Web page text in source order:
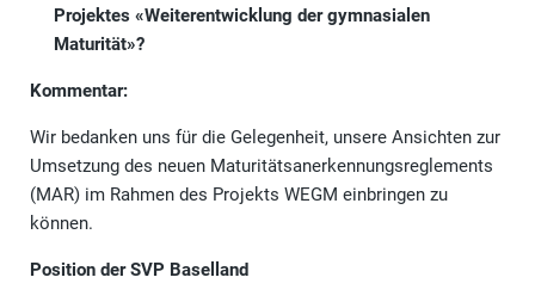
Projektes «Weiterentwicklung der gymnasialen
Maturität»?
Kommentar:
Wir bedanken uns für die Gelegenheit, unsere Ansichten zur
Umsetzung des neuen Maturitätsanerkennungsreglements
(MAR) im Rahmen des Projekts WEGM einbringen zu
können.
Position der SVP Baselland